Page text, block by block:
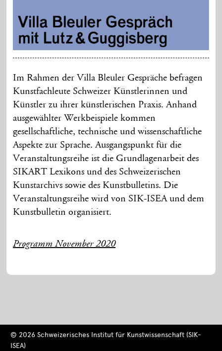
Im Rahmen der Villa Bleuler Gespräche befragen
Kunstfachleute Schweizer Künstlerinnen und
Künstler zu ihrer künstlerischen Praxis. Anhand
ausgewählter Werkbeispiele kommen
gesellschaftliche, technische und wissenschaftliche
Aspekte zur Sprache. Ausgangspunkt für die
Veranstaltungsreihe ist die Grundlagenarbeit des
SIKART Lexikons und des Schweizerischen
Kunstarchivs sowie des Kunstbulletins. Die
Veranstaltungsreihe wird von SIK-ISEA und dem
Kunstbulletin organisiert.
Programm November 2020
© 2026 Schweizerisches Institut für Kunstwissenschaft (SIK-
ISEA)